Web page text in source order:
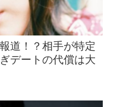
道！？相手が特定
デートの代償は大